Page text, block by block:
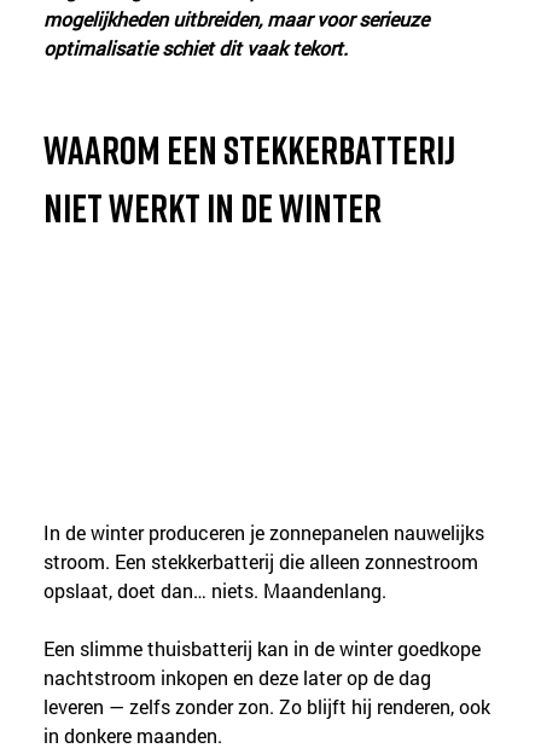
mogelijkheden uitbreiden, maar voor serieuze
optimalisatie schiet dit vaak tekort.
Waarom een stekkerbatterij
niet werkt in de winter
In de winter produceren je zonnepanelen nauwelijks
stroom. Een stekkerbatterij die alleen zonnestroom
opslaat, doet dan… niets. Maandenlang.
Een slimme thuisbatterij kan in de winter goedkope
nachtstroom inkopen en deze later op de dag
leveren — zelfs zonder zon. Zo blijft hij renderen, ook
in donkere maanden.